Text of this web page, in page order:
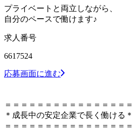
プライベートと両立しながら、
自分のペースで働けます♪
求人番号
6617524
応募画面に進む
＝＝＝＝＝＝＝＝＝＝＝＝＝＝＝＝
＊成長中の安定企業で長く働ける＊
＝＝＝＝＝＝＝＝＝＝＝＝＝＝＝＝